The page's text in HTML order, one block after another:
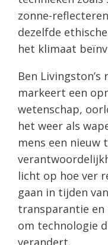
zonne-
dezelfde
het klimaat
Ben
markeert een
wetenschap,
het weer als
mens een nieuw
licht op hoe ver
gaan in tijden
transparantie
om technologie
verandert.